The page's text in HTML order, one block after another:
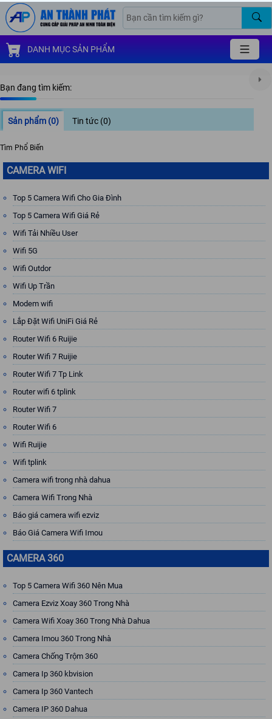
DANH MỤC SẢN PHẨM
Bạn đang tìm kiếm:
Sản phẩm (0) Tin tức (0)
Tìm Phổ Biến
CAMERA WIFI
Top 5 Camera Wifi Cho Gia Đình
Top 5 Camera Wifi Giá Rẻ
Wifi Tải Nhiều User
Wifi 5G
Wifi Outdor
Wifi Up Trần
Modem wifi
Lắp Đặt Wifi UniFi Giá Rẻ
Router Wifi 6 Ruijie
Router Wifi 7 Ruijie
Router Wifi 7 Tp Link
Router wifi 6 tplink
Router Wifi 7
Router Wifi 6
Wifi Ruijie
Wifi tplink
Camera wifi trong nhà dahua
Camera Wifi Trong Nhà
Báo giá camera wifi ezviz
Báo Giá Camera Wifi Imou
CAMERA 360
Top 5 Camera Wifi 360 Nên Mua
Camera Ezviz Xoay 360 Trong Nhà
Camera Wifi Xoay 360 Trong Nhà Dahua
Camera Imou 360 Trong Nhà
Camera Chống Trộm 360
Camera Ip 360 kbvision
Camera Ip 360 Vantech
Camera IP 360 Dahua